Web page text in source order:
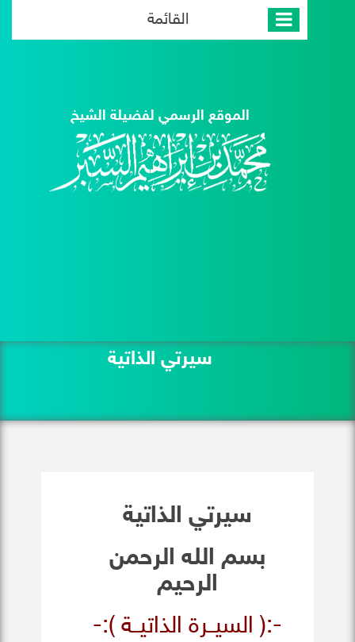
القائمة
الموقع الرسمي لفضيلة الشيخ
سيرتي الذاتية
سيرتي الذاتية
بسم الله الرحمن
الرحيم
-:( السيــرة الذاتيــة ):-